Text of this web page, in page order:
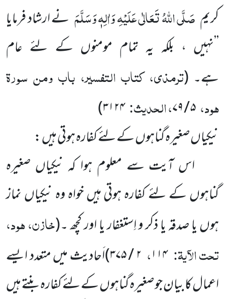
کریم صَلَّی اللہُ تَعَالٰی عَلَیْہِ وَاٰلِہٖ وَسَلَّمَ نے ارشاد فرمایا
’’نہیں ، بلکہ یہ تمام مومنوں کے لئے عام
ہے۔ (ترمذی، کتاب التفسیر، باب ومن سورۃ
ہود،۵ / ۷۹ ، الحدیث:۳۱۲۴)
نیکیاں صغیرہ گناہوں کے لئے کفارہ ہوتی ہیں :
اس آیت سے معلوم ہوا کہ نیکیاں صغیرہ
گناہوں کے لئے کفارہ ہوتی ہیں خواہ وہ نیکیاں نماز
ہوں یا صدقہ یا ذکر و اِستغفار یا اور کچھ ۔(خازن، ہود،
تحت الآیۃ: ۱۱۴، ۲ / ۳۷۵ )اَحادیث میں متعدد ایسے
اعمال کا بیان جو صغیرہ گناہوں کے لئے کفارہ بنتے ہیں